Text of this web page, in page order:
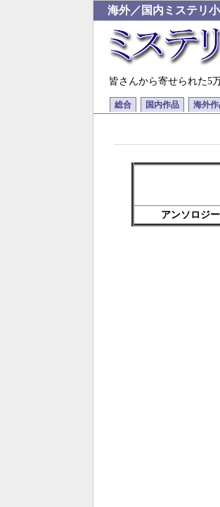
海外／国内ミステリ
皆さんから寄せられた5
総合 国内作品 海外作
アンソロジ